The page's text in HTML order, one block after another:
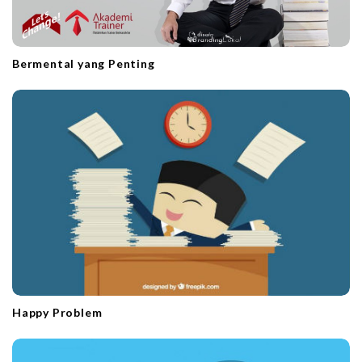
Bermental yang Penting
Happy Problem